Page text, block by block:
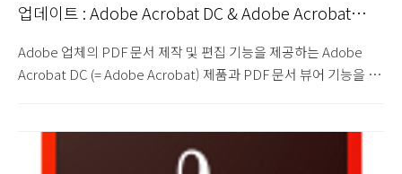
업데이트 : Adobe Acrobat DC & Adobe Acrobat
Adobe 업체의 PDF 문서 제작 및 편집 기능을 제공하는 Adobe
Acrobat DC (= Adobe Acrobat) 제품과 PDF 문서 뷰어 기능을 제
2015.020.20039 버전이 업데이트 되었습니다. Security Updates